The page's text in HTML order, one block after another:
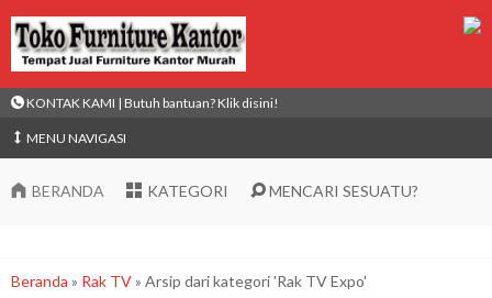
KONTAK KAMI | Butuh bantuan? Klik disini!
MENU NAVIGASI
BERANDA KATEGORI MENCARI SESUATU?
Beranda » Rak TV» Arsip dari kategori 'Rak TV Expo'